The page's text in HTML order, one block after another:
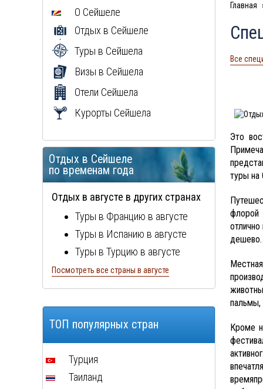
Главная
Все
Это
туры на
флорой
дешево.
пальмы,
Кроме
О Сейшеле
Отдых в Сейшеле
Туры в Сейшела
Визы в Сейшела
Отели Сейшела
Курорты Сейшела
Отдых в Сейшеле
по временам года
Отдых в августе в других странах
Туры в Францию в августе
Туры в Испанию в августе
Туры в Турцию в августе
Туры в Болгарию в августе
Туры в Португалию в августе
Туры в Италию в августе
Туры в Египет в августе
Туры в Швейцарию в августе
Туры в ОАЭ в августе
Посмотреть все страны в августе
ТОП популярных стран
Турция
Таиланд